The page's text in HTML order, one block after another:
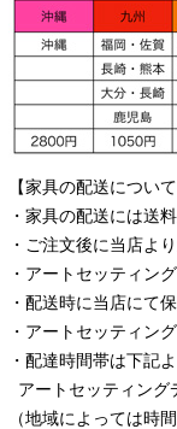
【家具の配送について
・家具の配送には送
・ご注文後に当店よ
・ アートセッティン
・配送時に当店にて
・ アートセッティン
・配達時間帯は下記
アートセッティング
（地域によっては時